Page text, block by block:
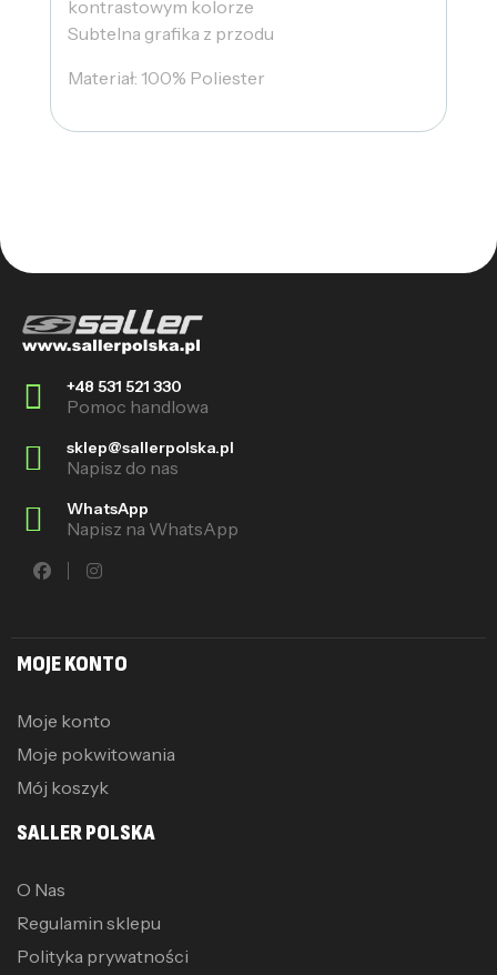
kontrastowym kolorze
Subtelna grafika z przodu
Materiał: 100% Poliester
+48 531 521 330
Pomoc handlowa
sklep@sallerpolska.pl
Napisz do nas
WhatsApp
Napisz na WhatsApp
MOJE KONTO
Moje konto
Moje pokwitowania
Mój koszyk
SALLER POLSKA
O Nas
Regulamin sklepu
Polityka prywatności